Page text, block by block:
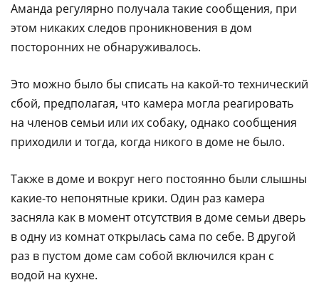
Аманда регулярно получала такие сообщения, при
этом никаких следов проникновения в дом
посторонних не обнаруживалось.
Это можно было бы списать на какой-то технический
сбой, предполагая, что камера могла реагировать
на членов семьи или их собаку, однако сообщения
приходили и тогда, когда никого в доме не было.
Также в доме и вокруг него постоянно были слышны
какие-то непонятные крики. Один раз камера
засняла как в момент отсутствия в доме семьи дверь
в одну из комнат открылась сама по себе. В другой
раз в пустом доме сам собой включился кран с
водой на кухне.